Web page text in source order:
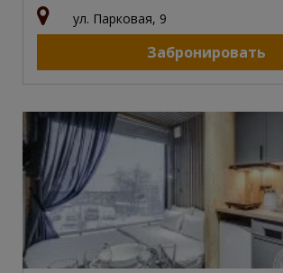
ул. Парковая, 9
Забронировать